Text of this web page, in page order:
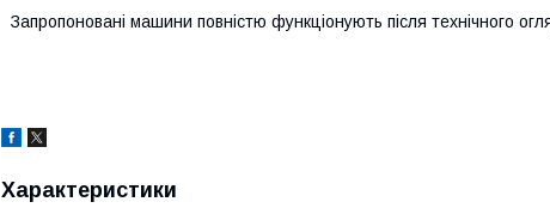
Запропоновані машини повністю функціонують після технічного
Характеристики